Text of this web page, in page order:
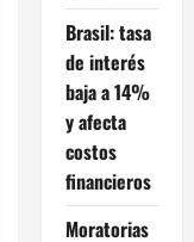
Brasil: tasa
de interés
baja a 14%
y afecta
costos
financieros
Moratorias